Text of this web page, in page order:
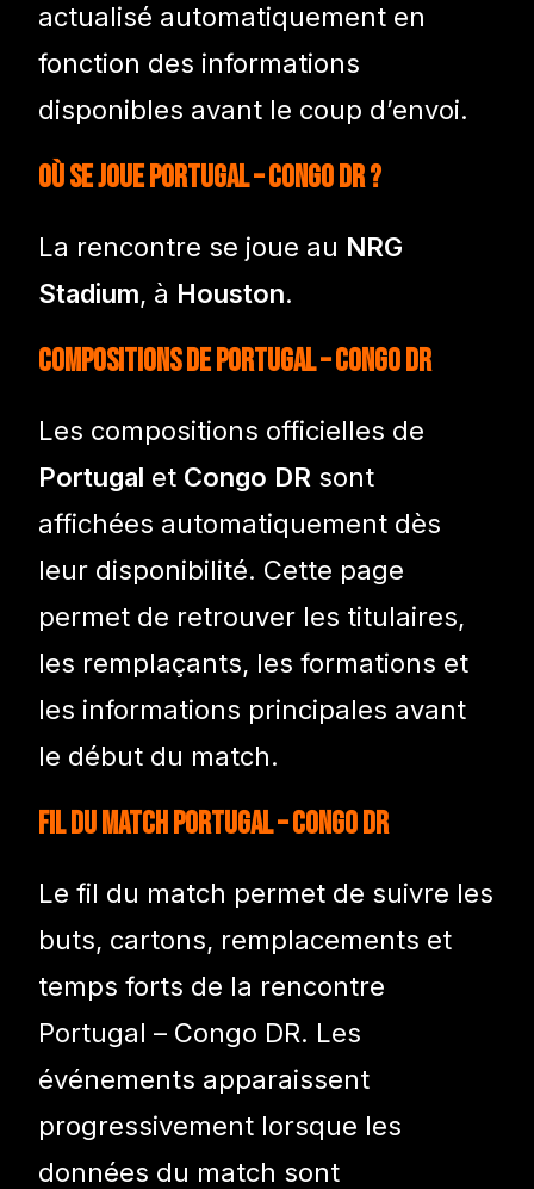
actualisé automatiquement en
fonction des informations
disponibles avant le coup d’envoi.
Où se joue Portugal – Congo DR ?
La rencontre se joue au NRG
Stadium, à Houston.
Compositions de Portugal – Congo DR
Les compositions officielles de
Portugal et Congo DR sont
affichées automatiquement dès
leur disponibilité. Cette page
permet de retrouver les titulaires,
les remplaçants, les formations et
les informations principales avant
le début du match.
Fil du match Portugal – Congo DR
Le fil du match permet de suivre les
buts, cartons, remplacements et
temps forts de la rencontre
Portugal – Congo DR. Les
événements apparaissent
progressivement lorsque les
données du match sont